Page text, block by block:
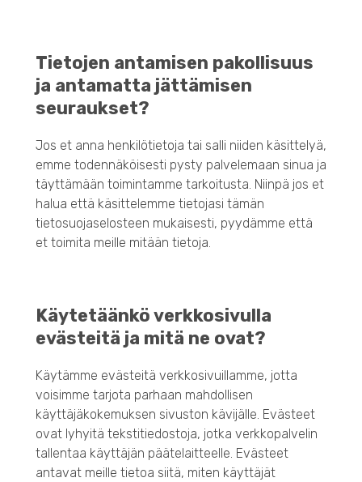
Tietojen antamisen pakollisuus
ja antamatta jättämisen
seuraukset?
Jos et anna henkilötietoja tai salli niiden käsittelyä,
emme todennäköisesti pysty palvelemaan sinua ja
täyttämään toimintamme tarkoitusta. Niinpä jos et
halua että käsittelemme tietojasi tämän
tietosuojaselosteen mukaisesti, pyydämme että
et toimita meille mitään tietoja.
Käytetäänkö verkkosivulla
evästeitä ja mitä ne ovat?
Käytämme evästeitä verkkosivuillamme, jotta
voisimme tarjota parhaan mahdollisen
käyttäjäkokemuksen sivuston kävijälle. Evästeet
ovat lyhyitä tekstitiedostoja, jotka verkkopalvelin
tallentaa käyttäjän päätelaitteelle. Evästeet
antavat meille tietoa siitä, miten käyttäjät